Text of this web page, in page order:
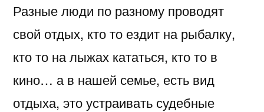
Разные люди по разному проводят
свой отдых, кто то ездит на рыбалку,
кто то на лыжах кататься, кто то в
кино… а в нашей семье, есть вид
отдыха, это устраивать судебные